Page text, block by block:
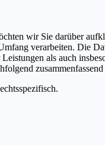
wir Sie darüber
verarbeiten. Die
als auch